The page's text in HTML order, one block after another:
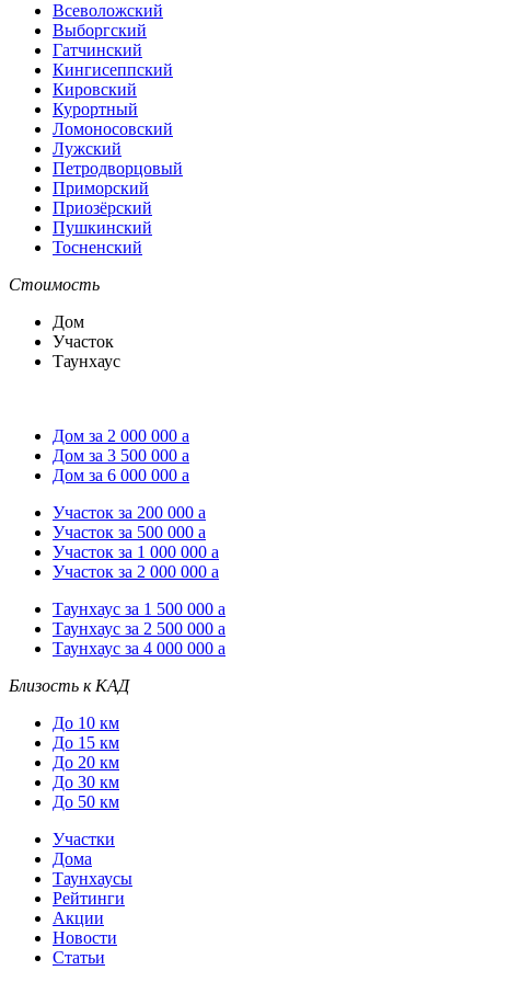
Всеволожский
Выборгский
Гатчинский
Кингисеппский
Кировский
Курортный
Ломоносовский
Лужский
Петродворцовый
Приморский
Приозёрский
Пушкинский
Тосненский
Стоимость
Дом
Участок
Таунхаус
Дом за 2 000 000 a
Дом за 3 500 000 a
Дом за 6 000 000 a
Участок за 200 000 a
Участок за 500 000 a
Участок за 1 000 000 a
Участок за 2 000 000 a
Таунхаус за 1 500 000 a
Таунхаус за 2 500 000 a
Таунхаус за 4 000 000 a
Близость к КАД
До 10 км
До 15 км
До 20 км
До 30 км
До 50 км
Участки
Дома
Таунхаусы
Рейтинги
Акции
Новости
Статьи